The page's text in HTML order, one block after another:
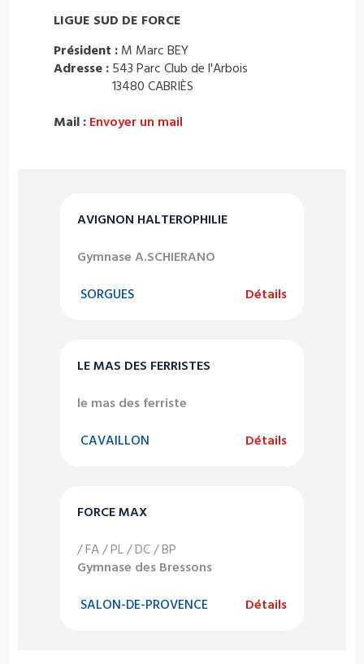
AVIGNON HALTEROPHILIE
Gymnase A.SCHIERANO
SORGUES Détails
LE MAS DES FERRISTES
le mas des ferriste
CAVAILLON Détails
FORCE MAX
/ FA / PL / DC / BP
Gymnase des Bressons
SALON-DE-PROVENCE Détails
LIGUE SUD DE FORCE
Président : M Marc BEY
Adresse : 543 Parc Club de l'Arbois
13480 CABRIÈS
Mail : Envoyer un mail